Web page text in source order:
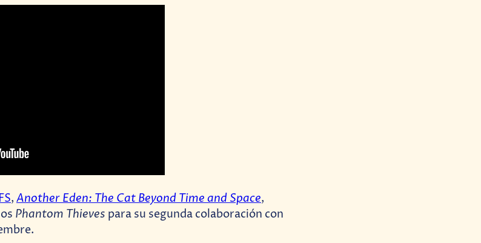
, Another Eden: The Cat Beyond Time and Space,
Phantom Thieves para su segunda colaboración con